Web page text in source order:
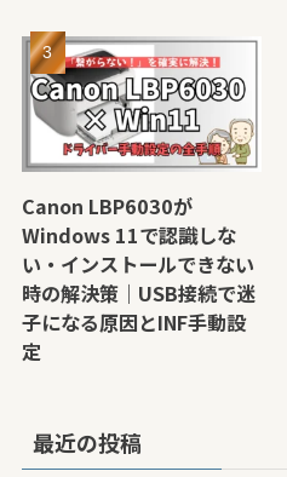
Canon LBP6030が
Windows 11で認識しな
い・インストールできない
時の解決策｜USB接続で迷
子になる原因とINF手動設
定
最近の投稿